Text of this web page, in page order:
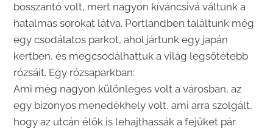
bosszantó volt, mert nagyon kíváncsivá váltunk a
hatalmas sorokat látva. Portlandben találtunk még
egy csodálatos parkot, ahol jártunk egy japán
kertben, és megcsodálhattuk a világ legsötétebb
rózsáit. Egy rózsaparkban:
Ami még nagyon különleges volt a városban, az
egy bizonyos menedékhely volt, ami arra szolgált,
hogy az utcán élők is lehajthassák a fejüket pár